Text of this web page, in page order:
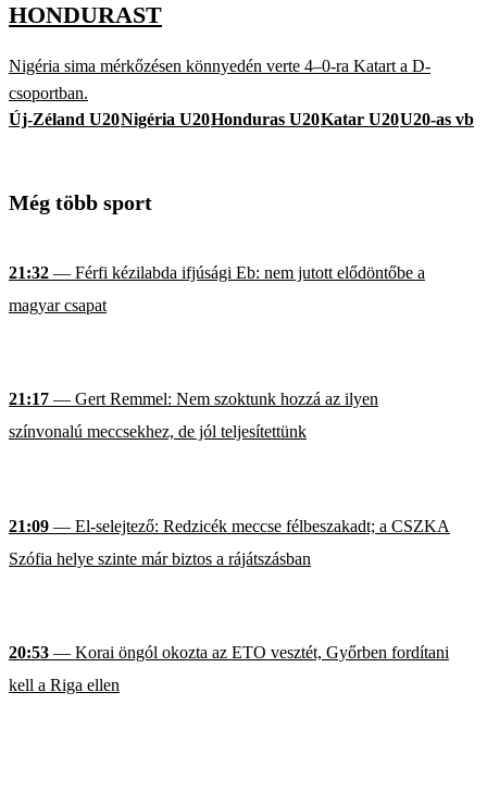
HONDURAST
Nigéria sima mérkőzésen könnyedén verte 4–0-ra Katart a D-
csoportban.
Új-Zéland U20Nigéria U20Honduras U20Katar U20U20-as vb
Még több sport
21:32 — Férfi kézilabda ifjúsági Eb: nem jutott elődöntőbe a
magyar csapat
21:17 — Gert Remmel: Nem szoktunk hozzá az ilyen
színvonalú meccsekhez, de jól teljesítettünk
21:09 — El-selejtező: Redzicék meccse félbeszakadt; a CSZKA
Szófia helye szinte már biztos a rájátszásban
20:53 — Korai öngól okozta az ETO vesztét, Győrben fordítani
kell a Riga ellen